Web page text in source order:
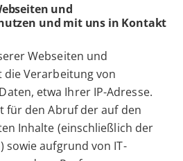
und
und mit uns in Kontakt
Webseiten und
Verarbeitung von
etwa Ihrer IP-Adresse.
für den Abruf der auf den
Inhalte (einschließlich der
sowie aufgrund von IT-